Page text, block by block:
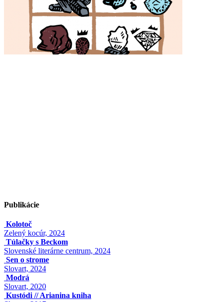
Publikácie
Kolotoč
Zelený kocúr, 2024
Túlačky s Beckom
Slovenské literárne centrum, 2024
Sen o strome
Slovart, 2024
Modrá
Slovart, 2020
Kustódi // Arianina kniha